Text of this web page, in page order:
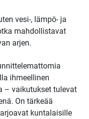
vesi-, lämpö- ja
mahdollistavat
arjen.
ihmeellinen
– vaikutukset tulevat
On tärkeää
kuntalaisille